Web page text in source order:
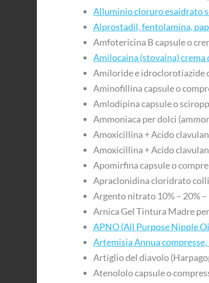
Alluminio cloruro esaidrato
Alprostadil, fentolamina,
Amfotericina B capsule o
Amilocaina (stovaina) crema
Amiloride e idroclorotiazide
Aminofillina capsule o
Amlodipina capsule o
Ammoniaca per dolci
Amoxicillina + Acido
Amoxicillina + Acido
Apomirfina capsule o
Apraclonidina cloridrato
Argento nitrato 10% – 20%
Arnica Gel Tintura Madre
APNO (All Purpose Nipple
Artemisia Annua
Artiglio del diavolo
Atenololo capsule o